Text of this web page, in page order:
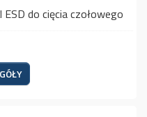
do cięcia czołowego